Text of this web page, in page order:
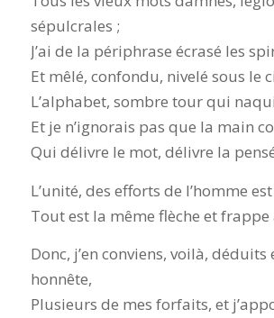
sépulcrales ;
J’ai de la périphrase écrasé les
Et mêlé, confondu, nivelé sous le
L’alphabet, sombre tour qui
Et je n’ignorais pas que la main
Qui délivre le mot, délivre la
L’unité, des efforts de l’homme
Tout est la même flèche et
Donc, j’en conviens, voilà, déduits
honnête,
Plusieurs de mes forfaits, et